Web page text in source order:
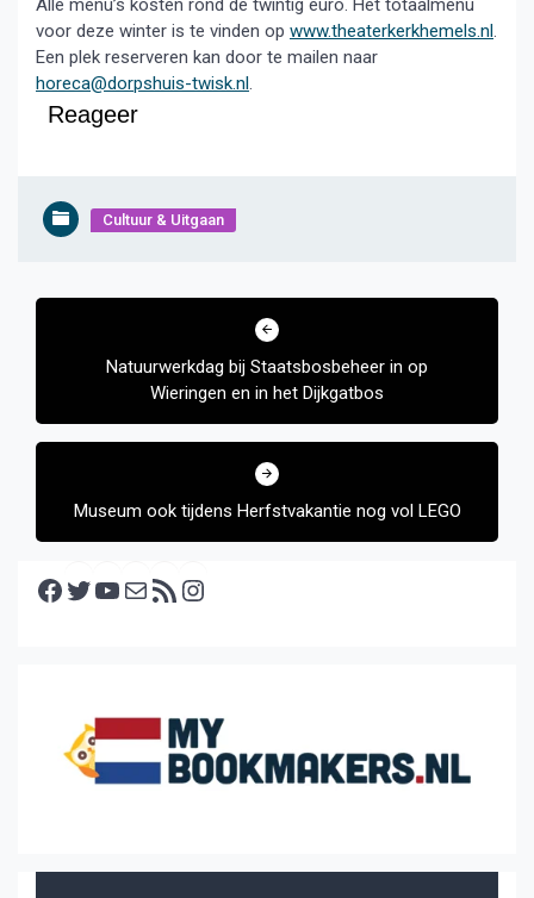
Alle menu’s kosten rond de twintig euro. Het totaalmenu
voor deze winter is te vinden op www.theaterkerkhemels.nl.
Een plek reserveren kan door te mailen naar
horeca@dorpshuis-twisk.nl.
Reageer
Cultuur & Uitgaan
Bericht
Natuurwerkdag bij Staatsbosbeheer in op
Wieringen en in het Dijkgatbos
Museum ook tijdens Herfstvakantie nog vol LEGO
Facebook Twitter YouTube E-mail RSS feed